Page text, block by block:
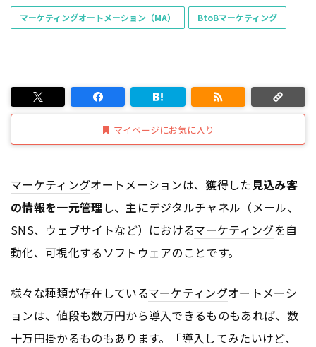
マーケティングオートメーション（MA） BtoBマーケティング
マイページにお気に入り
マーケティングオートメーションは、獲得した見込み客
の情報を一元管理し、主にデジタルチャネル（メール、
SNS、ウェブサイトなど）におけるマーケティングを自
動化、可視化するソフトウェアのことです。
様々な種類が存在しているマーケティングオートメーシ
ョンは、値段も数万円から導入できるものもあれば、数
十万円掛かるものもあります。「導入してみたいけど、